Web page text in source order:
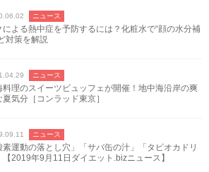
ニュース
による熱中症を予防するには？化粧水で“顔の水分補
対策を解説
ニュース
料理のスイーツビュッフェが開催！地中海沿岸の爽
気分［コンラッド東京］
ニュース
素運動の落とし穴」「サバ缶の汁」「タピオカドリ
【2019年9月11日ダイエット.bizニュース】